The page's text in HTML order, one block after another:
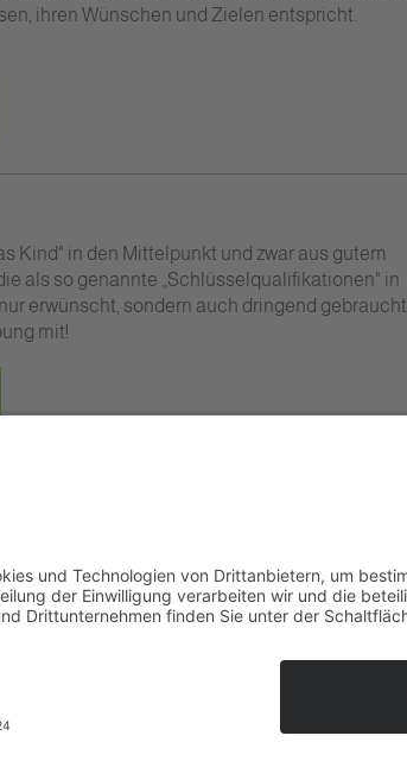
ihren Wünschen und Zielen entspricht.
Kind" in den Mittelpunkt und zwar aus gutem
als so genannte „Schlüsselqualifikationen" in
erwünscht, sondern auch dringend gebraucht
mit!
Schule
Glonntalstraße 13
85625 Baiern